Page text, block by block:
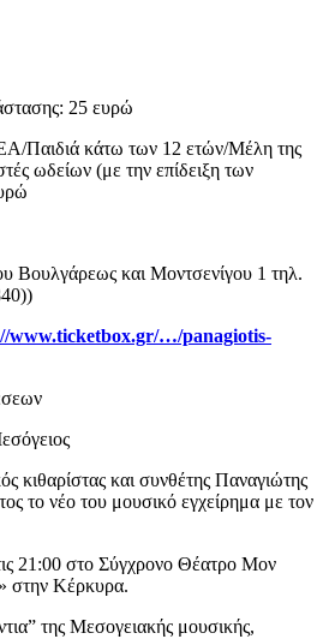
25 ευρώ
Παιδιά κάτω των 12 ετών/Μέλη της
ωδείων (με την επίδειξη των
Βουλγάρεως και Μοντσενίγου 1 τηλ.
www.ticketbox.gr/…/panagiotis-
κιθαρίστας και συνθέτης Παναγιώτης
το νέο του μουσικό εγχείρημα με τον
21:00 στο Σύγχρονο Θέατρο Μον
στην Κέρκυρα.
της Μεσογειακής μουσικής,